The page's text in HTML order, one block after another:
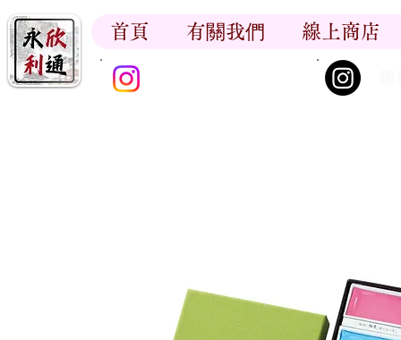
首頁 有關我們 線上商店